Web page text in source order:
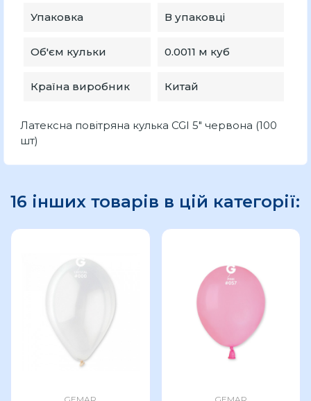
Упаковка В упаковці
Об'єм кульки 0.0011 м куб
Країна виробник Китай
Латексна повітряна кулька CGI 5" червона (100
шт)
16 інших товарів в цій категорії:
GEMAR GEMAR